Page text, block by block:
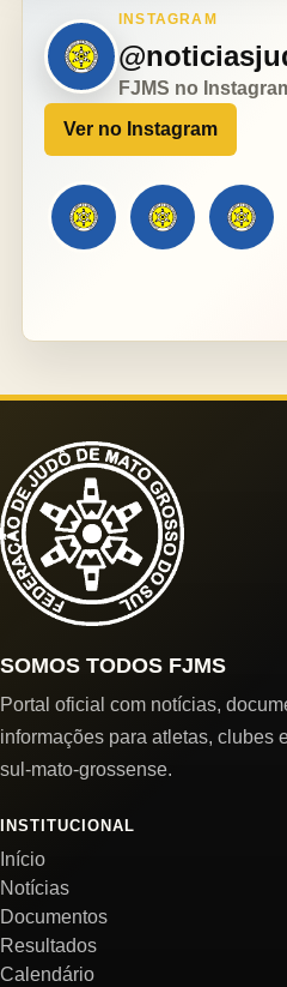
INSTAGRAM
FJMS no
Ver no Instagram
SOMOS TODOS FJMS
Portal oficial com notícias,
informações para atletas, clubes
sul-mato-grossense.
INSTITUCIONAL
Início
Notícias
Documentos
Resultados
Calendário